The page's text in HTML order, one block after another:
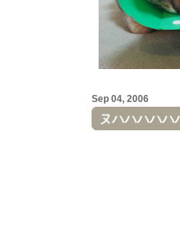
Sep 04, 2006
ヌハハハハハ